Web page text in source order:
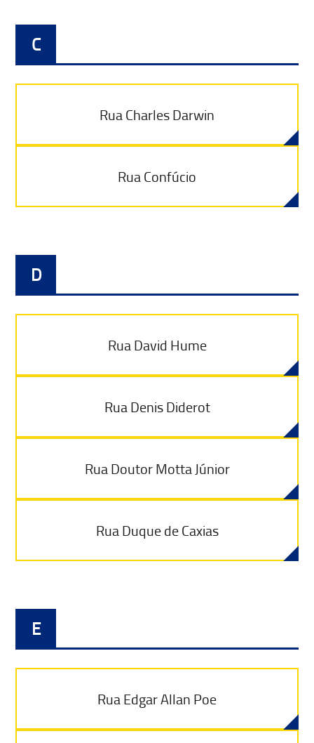
C
Rua Charles Darwin
Rua Confúcio
D
Rua David Hume
Rua Denis Diderot
Rua Doutor Motta Júnior
Rua Duque de Caxias
E
Rua Edgar Allan Poe